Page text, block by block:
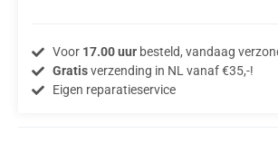
Voor 17.00 uurbesteld, vandaag
Gratisverzending in NL vanaf €35,-!
Eigen reparatieservice